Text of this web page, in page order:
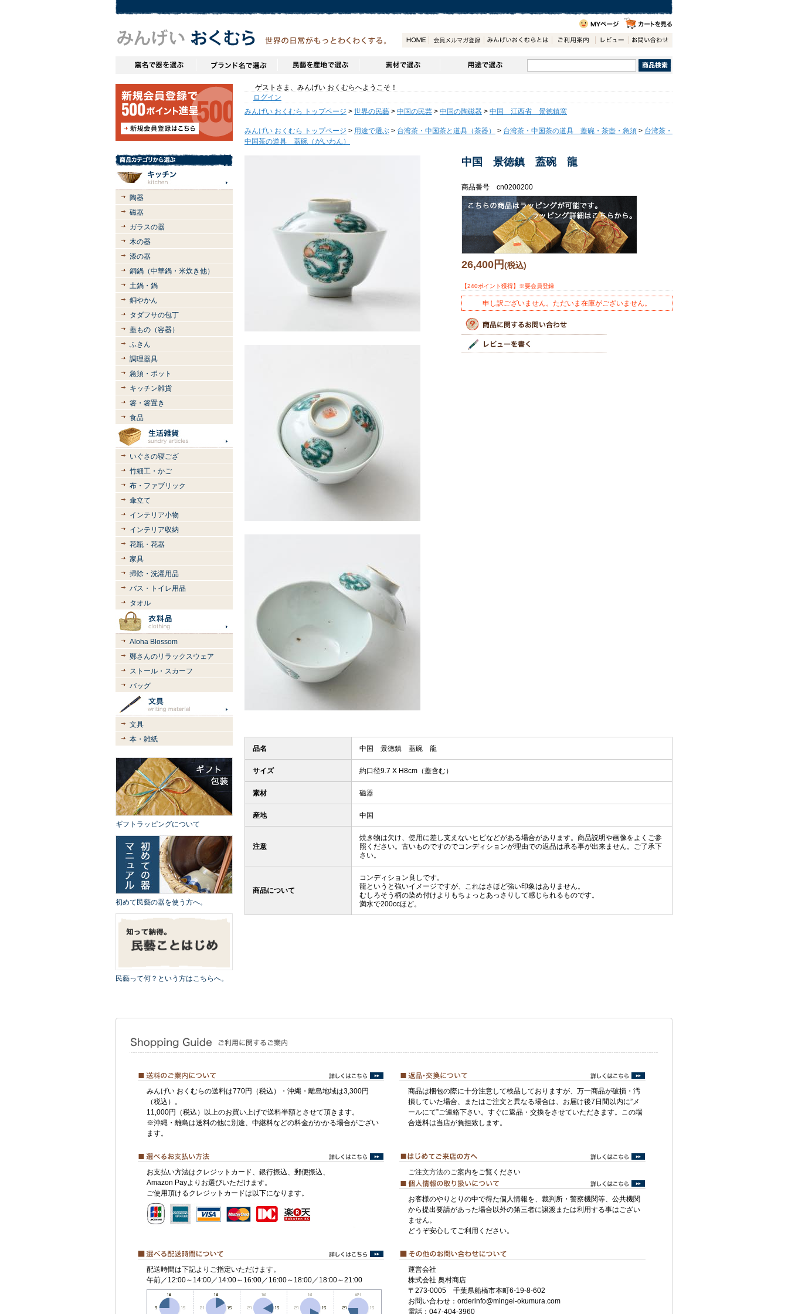
陶器
磁器
ガラスの器
木の器
漆の器
銅鍋（中華鍋・米炊き他）
土鍋・鍋
銅やかん
タダフサの包丁
蓋もの（容器）
ふきん
調理器具
急須・ポット
キッチン雑貨
箸・箸置き
食品
いぐさの寝ござ
竹細工・かご
布・ファブリック
傘立て
インテリア小物
インテリア収納
花瓶・花器
家具
掃除・洗濯用品
バス・トイレ用品
タオル
Aloha Blossom
鄭さんのリラックスウェア
ストール・スカーフ
バッグ
文具
本・雑紙
ギフトラッピングについて
初めて民藝の器を使う方へ。
民藝って何？という方はこちらへ。
ゲストさま、みんげい おくむらへようこそ！
ログイン
みんげい おくむら トップページ > 世界の民藝 > 中国の民芸 > 中国の陶磁器 > 中国 江西省 景徳鎮窯
みんげい おくむら トップページ > 用途で選ぶ > 台湾茶・中国茶と道具（茶器） > 台湾茶・中国茶の道具 蓋碗・茶壺・急須 > 台湾茶・
中国茶の道具 蓋碗（がいわん）
中国 景徳鎮 蓋碗 龍
商品番号 cn0200200
26,400円(税込)
【240ポイント獲得】※要会員登録
申し訳ございません。ただいま在庫がございません。
品名 中国 景徳鎮 蓋碗 龍
サイズ 約口径9.7 X H8cm（蓋含む）
素材 磁器
産地 中国
注意
焼き物は欠け、使用に差し支えないヒビなどがある場合があります。商品説明や画像をよくご参
照ください。古いものですのでコンディションが理由での返品は承る事が出来ません。ご了承下
さい。
商品について
コンディション良しです。
龍というと強いイメージですが、これはさほど強い印象はありません。
むしろそう柄の染め付けよりもちょっとあっさりして感じられるものです。
満水で200ccほど。
みんげい おくむらの送料は770円（税込）・沖縄・離島地域は3,300円
（税込）。
11,000円（税込）以上のお買い上げで送料半額とさせて頂きます。
※沖縄・離島は送料の他に別途、中継料などの料金がかかる場合がござい
ます。
商品は梱包の際に十分注意して検品しておりますが、万一商品が破損・汚
損していた場合、またはご注文と異なる場合は、お届け後7日間以内に”メ
ールにて”ご連絡下さい。すぐに返品・交換をさせていただきます。この場
合送料は当店が負担致します。
お支払い方法はクレジットカード、銀行振込、郵便振込、
Amazon Payよりお選びいただけます。
ご使用頂けるクレジットカードは以下になります。
ご注文方法のご案内をご覧ください
お客様のやりとりの中で得た個人情報を、裁判所・警察機関等、公共機関
から提出要請があった場合以外の第三者に譲渡または利用する事はござい
ません。
どうぞ安心してご利用ください。
配送時間は下記よりご指定いただけます。
午前／12:00～14:00／14:00～16:00／16:00～18:00／18:00～21:00
運営会社
株式会社 奥村商店
〒273-0005 千葉県船橋市本町6-19-8-602
お問い合わせ：orderinfo@mingei-okumura.com
電話：047-404-3960